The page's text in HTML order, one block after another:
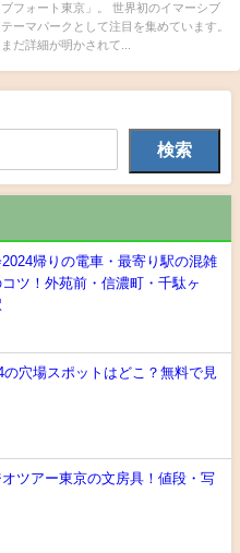
ンジャーズイマーシブ・エスケ
ープ
ブフォート東京」。 世界初のイマーシブ
テーマパークとして注目を集めています。
まだ詳細が明かされて...
検索
帰りの電車・最寄り駅の混雑
ツ！外苑前・信濃町・千駄ヶ
穴場スポットはどこ？無料で見
ツアー東京の文房具！値段・写